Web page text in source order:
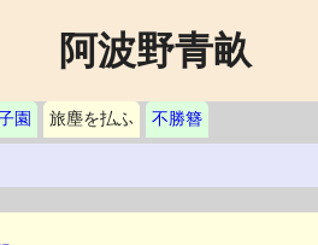
阿波野青畝
園 旅塵を払ふ 不勝簪